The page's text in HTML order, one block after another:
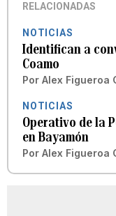
RELACIONADAS
NOTICIAS
Identifican a
Coamo
Por Alex Figueroa
NOTICIAS
Operativo de la
en Bayamón
Por Alex Figueroa